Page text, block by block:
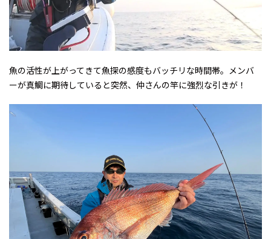
魚の活性が上がってきて魚探の感度もバッチリな時間帯。メンバ
ーが真鯛に期待していると突然、仲さんの竿に強烈な引きが！